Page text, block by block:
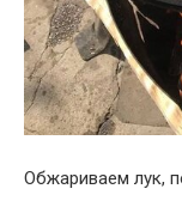
Обжариваем лук,